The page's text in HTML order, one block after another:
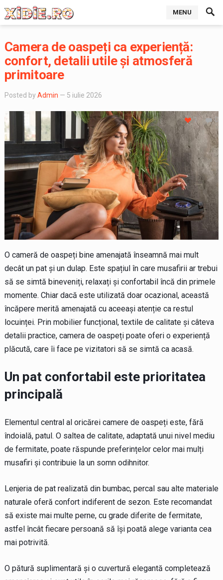
MENU
Camera de oaspeți ca experiență:
confort, detalii utile și atmosferă
primitoare
Posted by Admin — 5 iulie 2026
0
1
O cameră de oaspeți bine amenajată înseamnă mai mult
decât un pat și un dulap. Este spațiul în care musafirii ar trebui
să se simtă bineveniți, relaxați și confortabil încă din primele
momente. Chiar dacă este utilizată doar ocazional, această
încăpere merită amenajată cu aceeași atenție ca restul
locuinței. Prin mobilier funcțional, textile de calitate și câteva
detalii practice, camera de oaspeți poate oferi o experiență
plăcută, care îi face pe vizitatori să se simtă ca acasă.
Un pat confortabil este prioritatea
principală
Elementul central al oricărei camere de oaspeți este, fără
îndoială, patul. O saltea de calitate, adaptată unui nivel mediu
de fermitate, poate răspunde preferințelor celor mai mulți
musafiri și contribuie la un somn odihnitor.
Lenjeria de pat realizată din bumbac, percal sau alte materiale
naturale oferă confort indiferent de sezon. Este recomandat
să existe mai multe perne, cu grade diferite de fermitate,
astfel încât fiecare persoană să își poată alege varianta cea
mai potrivită.
O pătură suplimentară și o cuvertură elegantă completează